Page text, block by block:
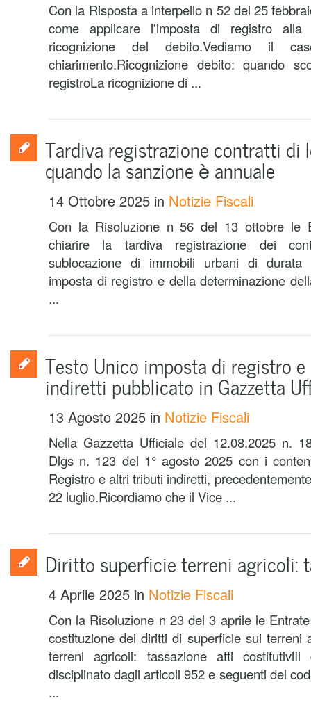
Con la Risposta a interpello n 52 del 25
come applicare l'imposta di registro alla
ricognizione del debito.Vediamo il
chiarimento.Ricognizione debito: quando
registroLa ricognizione di ...
Tardiva registrazione contratti di
quando la sanzione è annuale
14 Ottobre 2025 in Notizie Fiscali
Con la Risoluzione n 56 del 13 ottobre le
chiarire la tardiva registrazione dei
sublocazione di immobili urbani di durata
imposta di registro e della determinazione
...
Testo Unico imposta di registro
indiretti pubblicato in Gazzetta
13 Agosto 2025 in Notizie Fiscali
Nella Gazzetta Ufficiale del 12.08.2025 n.
Dlgs n. 123 del 1° agosto 2025 con i
Registro e altri tributi indiretti,
22 luglio.Ricordiamo che il Vice ...
Diritto superficie terreni agricoli:
4 Aprile 2025 in Notizie Fiscali
Con la Risoluzione n 23 del 3 aprile le
costituzione dei diritti di superficie sui terreni
terreni agricoli: tassazione atti
disciplinato dagli articoli 952 e seguenti del
...